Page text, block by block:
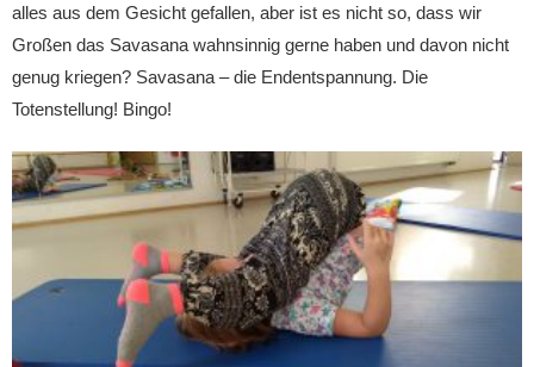
alles aus dem Gesicht gefallen, aber ist es nicht so, dass wir
Großen das Savasana wahnsinnig gerne haben und davon nicht
genug kriegen? Savasana – die Endentspannung. Die
Totenstellung! Bingo!